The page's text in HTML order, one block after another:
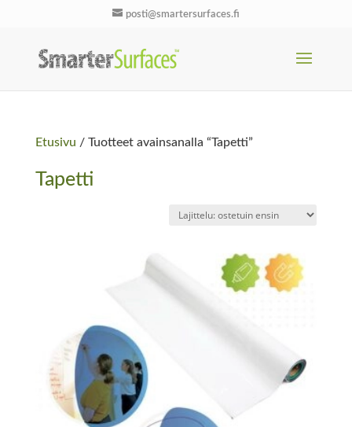
posti@smartersurfaces.fi
Etusivu / Tuotteet avainsanalla “Tapetti”
Tapetti